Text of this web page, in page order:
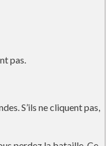
pas.
S’ils ne cliquent pas,